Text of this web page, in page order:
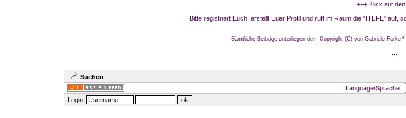
...+++ Klick auf
Bitte registriert Euch, erstellt Euer Profil und ruft im Raum die "HILFE" auf,
Sämtliche Beiträge unterliegen dem Copyright (C) von Gabriele Farke
Suchen
Language/Sprache:
Login: